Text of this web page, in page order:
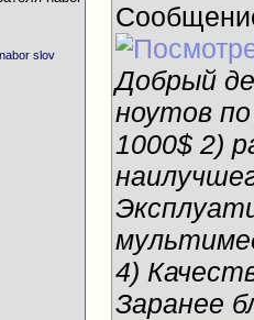
Добрый
ноутов
1000$ 2)
4)
Заранее